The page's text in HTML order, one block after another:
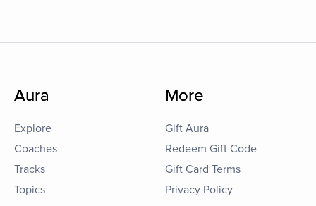
Aura
Explore
Coaches
Tracks
Topics
More
Gift Aura
Redeem Gift Code
Gift Card Terms
Privacy Policy